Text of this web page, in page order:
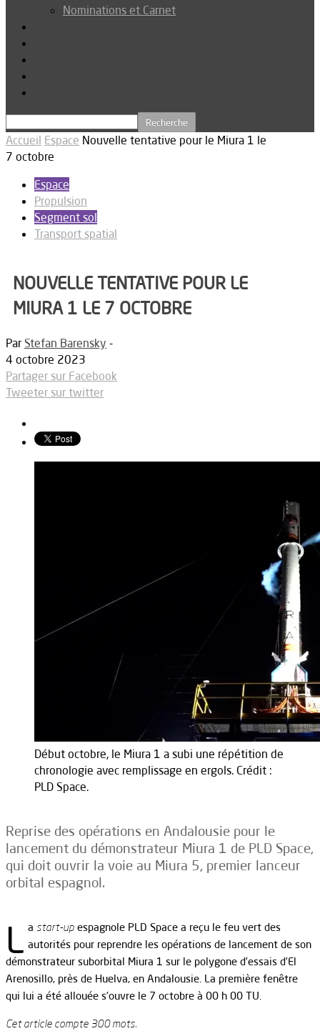
Nominations et Carnet
Accueil Espace Nouvelle tentative pour le Miura 1 le
7 octobre
Espace
Propulsion
Segment sol
Transport spatial
NOUVELLE TENTATIVE POUR LE
MIURA 1 LE 7 OCTOBRE
Par Stefan Barensky -
4 octobre 2023
Partager sur Facebook
Tweeter sur twitter
Début octobre, le Miura 1 a subi une répétition de
chronologie avec remplissage en ergols. Crédit :
PLD Space.
Reprise des opérations en Andalousie pour le
lancement du démonstrateur Miura 1 de PLD Space,
qui doit ouvrir la voie au Miura 5, premier lanceur
orbital espagnol.
L a start-upespagnole PLD Space a reçu le feu vert des
autorités pour reprendre les opérations de lancement de son
démonstrateur suborbital Miura 1 sur le polygone d’essais d’El
Arenosillo, près de Huelva, en Andalousie. La première fenêtre
qui lui a été allouée s’ouvre le 7 octobre à 00 h 00 TU.
Cet article compte 300 mots.